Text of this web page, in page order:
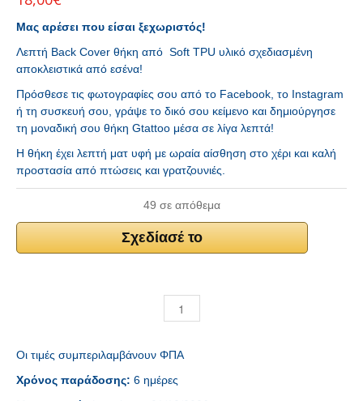
Μας αρέσει που είσαι ξεχωριστός!
Λεπτή Back Cover θήκη από Soft TPU υλικό σχεδιασμένη
αποκλειστικά από εσένα!
Πρόσθεσε τις φωτογραφίες σου από το Facebook, το Instagram
ή τη συσκευή σου, γράψε το δικό σου κείμενο και δημιούργησε
τη μοναδική σου θήκη Gtattoo μέσα σε λίγα λεπτά!
Η θήκη έχει λεπτή ματ υφή με ωραία αίσθηση στο χέρι και καλή
προστασία από πτώσεις και γρατζουνιές.
49 σε απόθεμα
Σχεδίασέ το
Οι τιμές συμπεριλαμβάνουν ΦΠΑ
Χρόνος παράδοσης: 6 ημέρες